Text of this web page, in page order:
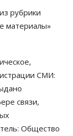
рубрики
материалы»
СМИ:
связи,
Общество